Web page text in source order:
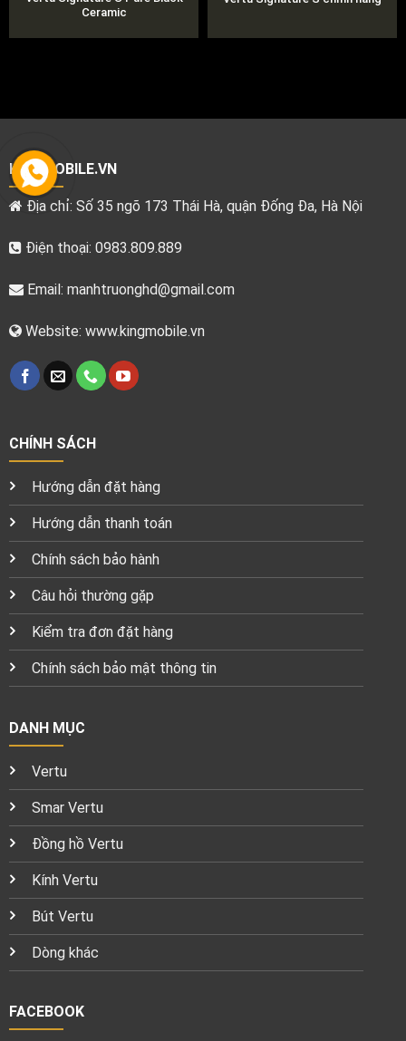
Ceramic
KINGMOBILE.VN
Địa chỉ: Số 35 ngõ 173 Thái Hà, quận Đống Đa, Hà Nội
Điện thoại: 0983.809.889
Email: manhtruonghd@gmail.com
Website: www.kingmobile.vn
CHÍNH SÁCH
Hướng dẫn đặt hàng
Hướng dẫn thanh toán
Chính sách bảo hành
Câu hỏi thường gặp
Kiểm tra đơn đặt hàng
Chính sách bảo mật thông tin
DANH MỤC
Vertu
Smar Vertu
Đồng hồ Vertu
Kính Vertu
Bút Vertu
Dòng khác
FACEBOOK